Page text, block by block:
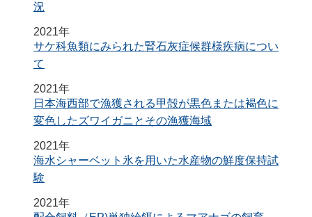
況
2021年
サケ科魚類にみられた腎石灰症候群様疾病につい
て
2021年
日本海西部で漁獲される甲殻が黒色または褐色に
変色したズワイガニとその漁獲海域
2021年
海水シャーベット氷を用いた水産物の鮮度保持試
験
2021年